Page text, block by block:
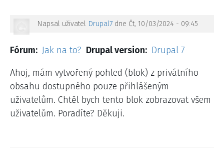
Napsal uživatel Drupal7dne Čt, 10/03/2024 - 09:45
Fórum Jak na to? Drupal version Drupal 7
Ahoj, mám vytvořený pohled (blok) z privátního
obsahu dostupného pouze přihlášeným
uživatelům. Chtěl bych tento blok zobrazovat všem
uživatelům. Poradíte? Děkuji.